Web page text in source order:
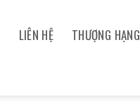
LIÊN HỆ THƯỢNG HẠNG